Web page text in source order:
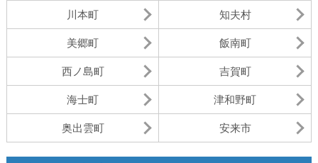
川本町 知夫村
美郷町 飯南町
西ノ島町 吉賀町
海士町 津和野町
奥出雲町 安来市